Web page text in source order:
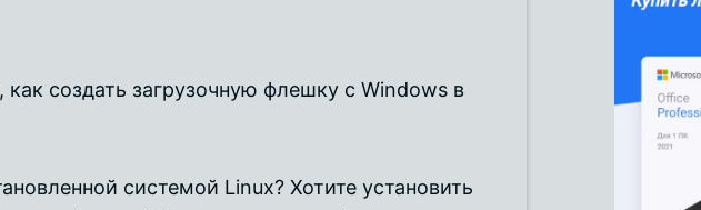
создать загрузочную флешку с Windows в
системой Linux? Хотите установить